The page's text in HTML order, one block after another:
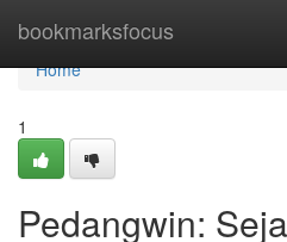
bookmarksfocus
Home
Home
1
Pedangwin: